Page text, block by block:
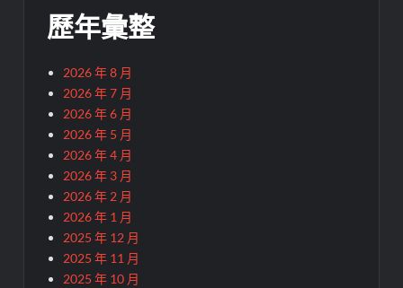
歷年彙整
2026 年 8 月
2026 年 7 月
2026 年 6 月
2026 年 5 月
2026 年 4 月
2026 年 3 月
2026 年 2 月
2026 年 1 月
2025 年 12 月
2025 年 11 月
2025 年 10 月